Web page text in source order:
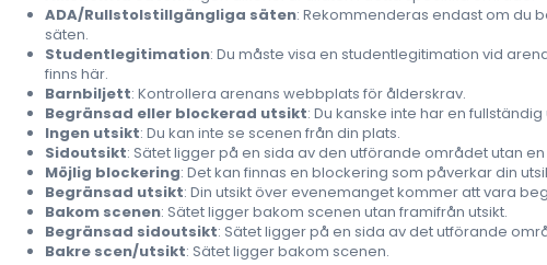
ADA/Rullstolstillgängliga säten: Rekommenderas endast om du
säten.
Studentlegitimation: Du måste visa en studentlegitimation vid
finns här.
Barnbiljett: Kontrollera arenans webbplats för ålderskrav.
Begränsad eller blockerad utsikt: Du kanske inte har en
Ingen utsikt: Du kan inte se scenen från din plats.
Sidoutsikt: Sätet ligger på en sida av den utförande området utan
Möjlig blockering: Det kan finnas en blockering som påverkar din
Begränsad utsikt: Din utsikt över evenemanget kommer att vara
Bakom scenen: Sätet ligger bakom scenen utan framifrån utsikt.
Begränsad sidoutsikt: Sätet ligger på en sida av det utförande
Bakre scen/utsikt: Sätet ligger bakom scenen.